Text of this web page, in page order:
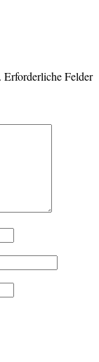
Erforderliche Felder